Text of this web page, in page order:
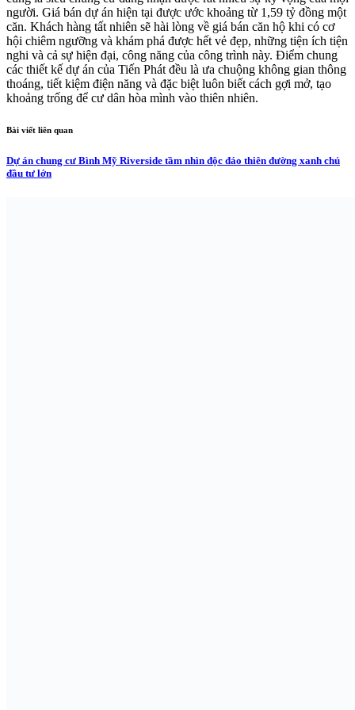
người. Giá bán dự án hiện tại được ước khoảng từ 1,59 tỷ đồng một
căn. Khách hàng tất nhiên sẽ hài lòng về giá bán căn hộ khi có cơ
hội chiêm ngưỡng và khám phá được hết vẻ đẹp, những tiện ích tiện
nghi và cả sự hiện đại, công năng của công trình này. Điểm chung
các thiết kế dự án của Tiến Phát đều là ưa chuộng không gian thông
thoáng, tiết kiệm điện năng và đặc biệt luôn biết cách gợi mở, tạo
khoảng trống để cư dân hòa mình vào thiên nhiên.
Bài viết liên quan
Dự án chung cư Bình Mỹ Riverside tầm nhìn độc đáo thiên đường xanh chủ
đầu tư lớn